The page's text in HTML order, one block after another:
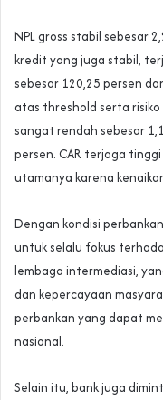
NPL gross stabil sebesar
kredit yang juga stabil,
sebesar 120,25 persen
atas threshold serta
sangat rendah sebesar
persen. CAR terjaga
utamanya karena
Dengan kondisi
untuk selalu fokus
lembaga intermediasi,
dan kepercayaan
perbankan yang dapat
nasional.
Selain itu, bank juga